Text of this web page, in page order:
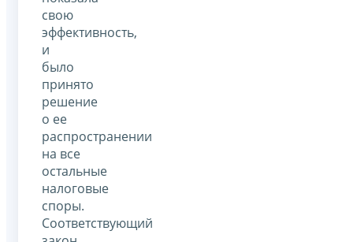
свою
эффективность,
и
было
принято
решение
о ее
распространении
на все
остальные
налоговые
споры.
Соответствующий